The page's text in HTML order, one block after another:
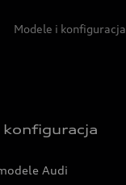
Modele i konfiguracja
konfiguracja
Audi